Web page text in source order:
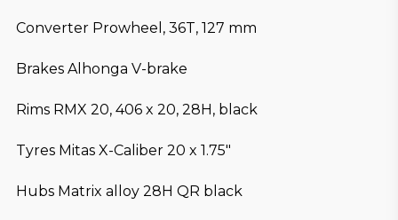
Converter Prowheel, 36T, 127 mm
Brakes Alhonga V-brake
Rims RMX 20, 406 x 20, 28H, black
Tyres Mitas X-Caliber 20 x 1.75″
Hubs Matrix alloy 28H QR black